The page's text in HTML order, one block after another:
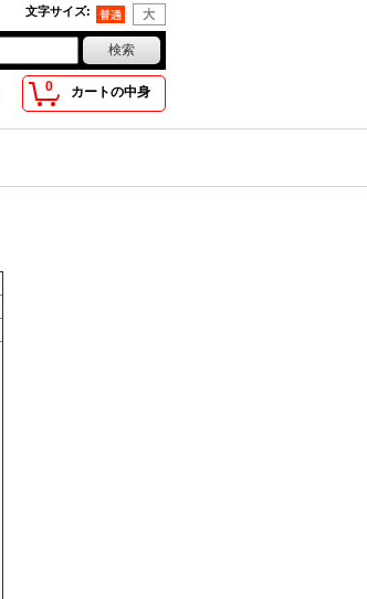
文字サイズ:
0 カートの中身